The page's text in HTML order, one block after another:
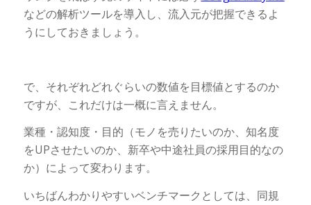
などの解析ツールを導入し、流入元が把握できるよ
うにしておきましょう。
で、それぞれどれぐらいの数値を目標値とするのか
ですが、これだけは一概に言えません。
業種・認知度・目的（モノを売りたいのか、知名度
をUPさせたいのか、新卒や中途社員の採用目的なの
か）によって変わります。
いちばんわかりやすいベンチマークとしては、同規